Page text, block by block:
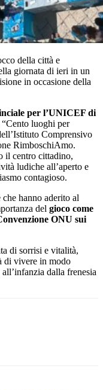
della città e
giornata di ieri in un
in occasione della
per l’UNICEF di
luoghi per
Comprensivo
RimboschiAmo.
il centro cittadino,
ludiche all’aperto e
contagioso.
hanno aderito al
del gioco come
ONU sui
di sorrisi e vitalità,
di vivere in modo
dalla frenesia